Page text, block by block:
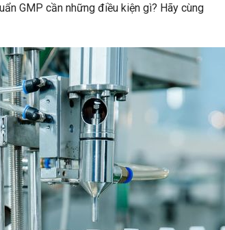
GMP cần những điều kiện gì? Hãy cùng